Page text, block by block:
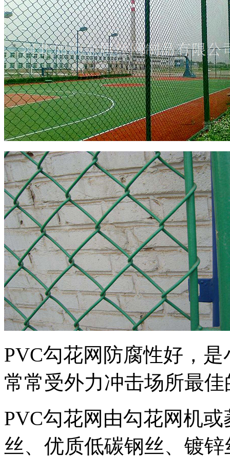
PVC勾花网防腐性好，
常常受外力冲击场所最
PVC勾花网由勾花网机
丝、优质低碳钢丝、镀